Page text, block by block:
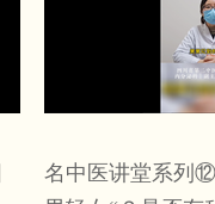
名中医讲堂系列